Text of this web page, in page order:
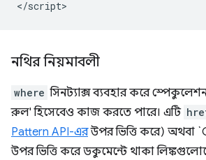
নথির নিয়মাবলী
where সিনট্যাক্স ব্যবহার করে
রুল' হিসেবেও কাজ করতে পারে। এটি
Pattern API-এরউপর ভিত্তি করে) অথবা
উপর ভিত্তি করে ডকুমেন্টে থাকা